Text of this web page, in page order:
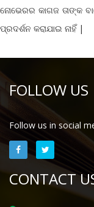
ନୋଭେରର କାଗଜ ତାଙ୍କ
ପ୍ରଦର୍ଶନ କରାଯାଇ ନାହିଁ |
FOLLOW US
Follow us in social
CONTACT